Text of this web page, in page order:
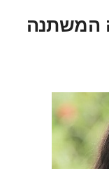
המשתנה